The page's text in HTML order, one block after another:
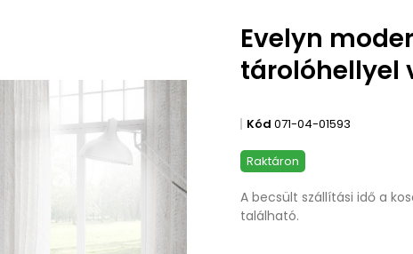
Evelyn
tárolóhellyel
Kód 071-04-01593
Raktáron
A becsült szállítási idő a
található.